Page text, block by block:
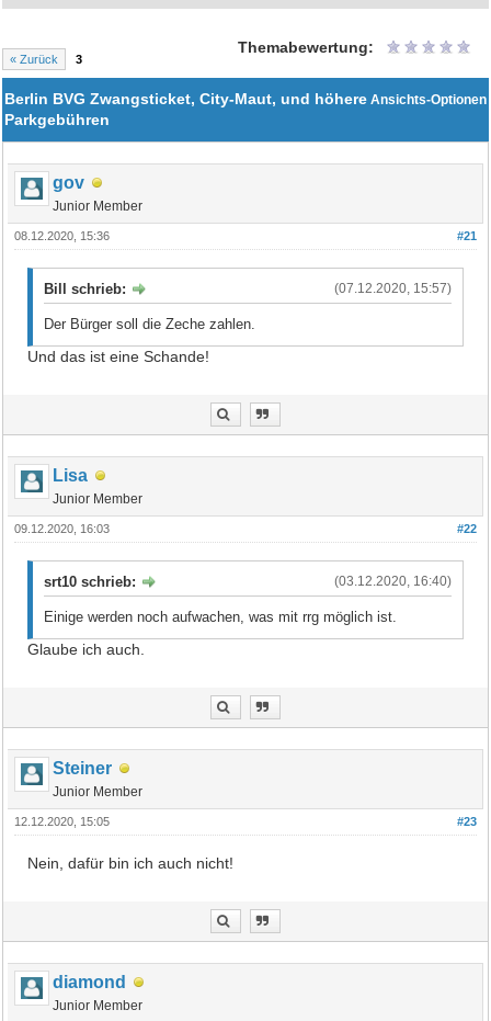
« Zurück 3
Themabewertung:
Ansichts-Optionen
Berlin BVG Zwangsticket, City-Maut, und höhere
Parkgebühren
gov
Junior Member
#21
08.12.2020, 15:36
(07.12.2020, 15:57)
Bill schrieb:
Der Bürger soll die Zeche zahlen.
Und das ist eine Schande!
Lisa
Junior Member
#22
09.12.2020, 16:03
(03.12.2020, 16:40)
srt10 schrieb:
Einige werden noch aufwachen, was mit rrg möglich ist.
Glaube ich auch.
Steiner
Junior Member
#23
12.12.2020, 15:05
Nein, dafür bin ich auch nicht!
diamond
Junior Member